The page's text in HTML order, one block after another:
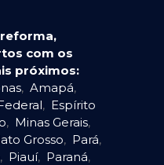
com os
próximos:
, Amapá,
, Espírito
, Minas Gerais,
Grosso, Pará,
, Piauí, Paraná,